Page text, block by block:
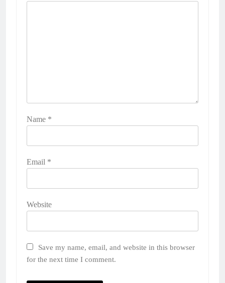
Name *
Email *
Website
Save my name, email, and website in this browser
for the next time I comment.